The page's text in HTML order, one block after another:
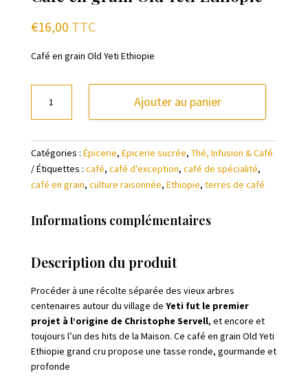
€16,00 TTC
Café en grain Old Yeti Ethiopie
Café
en
grain
Old
Yeti
Ajouter au panier
Catégories : Épicerie, Epicerie sucrée, Thé, Infusion & Café
Étiquettes : café, café d'exception, café de spécialité,
café en grain, culture raisonnée, Ethiopie, terres de café
Informations complémentaires
Description du produit
Procéder à une récolte séparée des vieux arbres
centenaires autour du village de Yeti fut le premier
projet à l’origine de Christophe Servell, et encore et
toujours l’un des hits de la Maison. Ce café en grain Old Yeti
Ethiopie grand cru propose une tasse ronde, gourmande et
profonde